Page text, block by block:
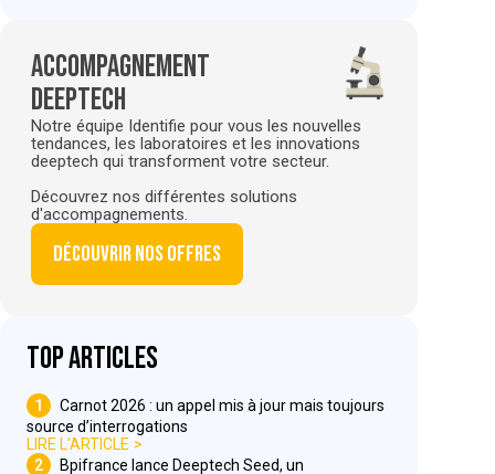
Accompagnement
deeptech
Notre équipe Identifie pour vous les nouvelles
tendances, les laboratoires et les innovations
deeptech qui transforment votre secteur.
Découvrez nos différentes solutions
d'accompagnements.
Découvrir nos offres
Top articles
1
Carnot 2026 : un appel mis à jour mais toujours
source d’interrogations
LIRE L'ARTICLE
2
Bpifrance lance Deeptech Seed, un